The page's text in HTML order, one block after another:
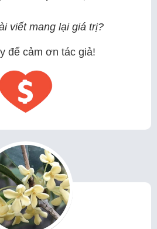
viết mang lại giá trị?
để cảm ơn tác giả!